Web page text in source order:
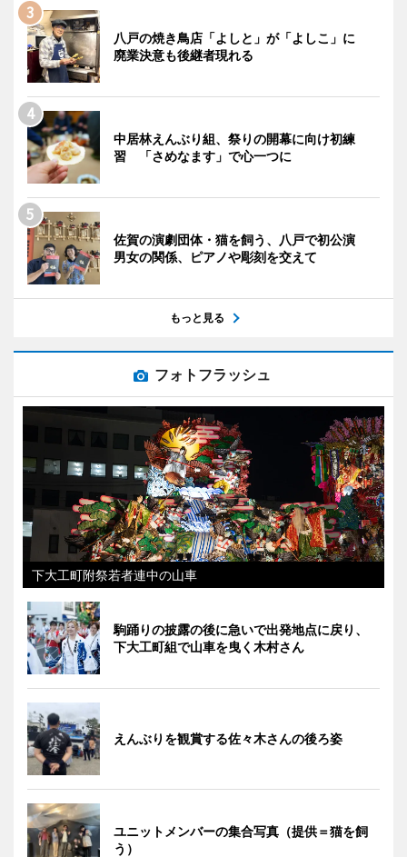
八戸の焼き鳥店「よしと」が「よしこ」に
廃業決意も後継者現れる
中居林えんぶり組、祭りの開幕に向け初練
習 「さめなます」で心一つに
佐賀の演劇団体・猫を飼う、八戸で初公演
男女の関係、ピアノや彫刻を交えて
もっと見る
フォトフラッシュ
下大工町附祭若者連中の山車
駒踊りの披露の後に急いで出発地点に戻り、
下大工町組で山車を曳く木村さん
えんぶりを観賞する佐々木さんの後ろ姿
ユニットメンバーの集合写真（提供＝猫を飼
う）